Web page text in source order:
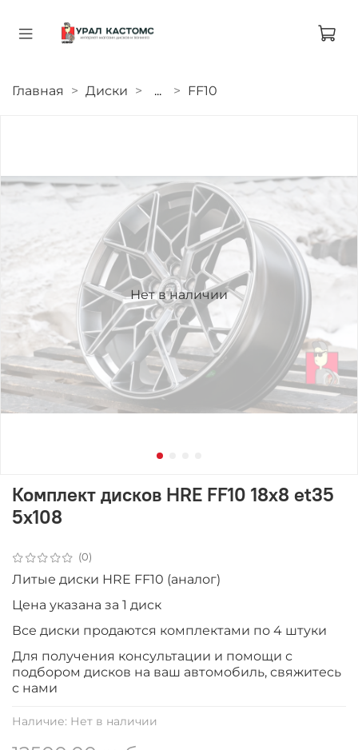
Главная Диски ... FF10
Нет в наличии
(0)
Наличие: Нет в наличии
Комплект дисков HRE FF10 18x8 et35
5x108
Литые диски HRE FF10 (аналог)
Цена указана за 1 диск
Все диски продаютcя комплектами по 4 штуки
Для получения консультации и помощи с
подбором дисков на ваш автомобиль, свяжитесь
с нами